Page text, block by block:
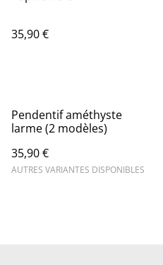
35,90 €
Pendentif améthyste
larme (2 modèles)
35,90 €
AUTRES VARIANTES DISPONIBLES